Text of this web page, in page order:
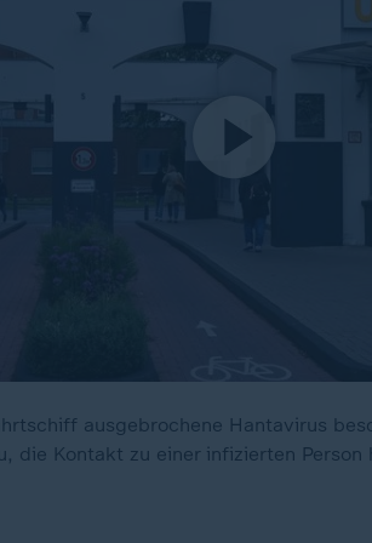
ausgebrochene Hantavirus
die Kontakt zu einer infizierten